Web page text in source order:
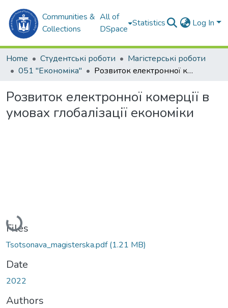
Communities &
Collections
All of
DSpace
Statistics Log In
Home Студентські роботи
Магістерські роботи
051 "Економіка"
Розвиток електронної комерції в умовах глобалізації економіки
Розвиток електронної комерції в
умовах глобалізації економіки
Loading...
Files
Tsotsonava_magisterska.pdf(1.21 MB)
Date
2022
Authors